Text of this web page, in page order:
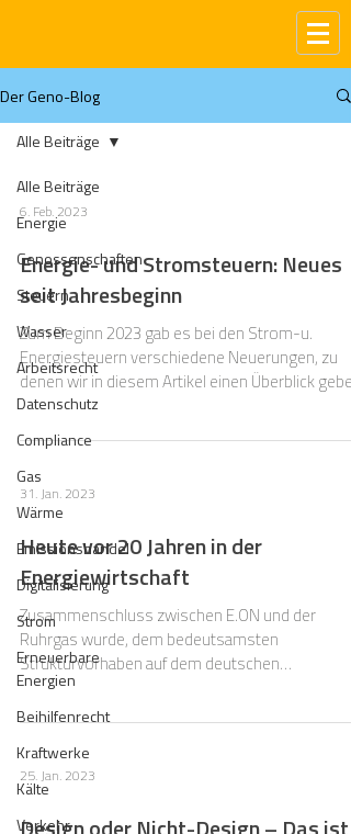
Der Geno-Blog
Alle Beiträge
Energie
Genossenschaften
Steuern
Wasser
Arbeitsrecht
Datenschutz
Compliance
Gas
Wärme
Emissionshandel
Digitalisierung
Strom
Erneuerbare
Energien
Beihilfenrecht
Kraftwerke
Kälte
Verkehr
Alle Beiträge
6. Feb. 2023
Energie- und Stromsteuern: Neues
seit Jahresbeginn
Zum Beginn 2023 gab es bei den Strom-u.
Energiesteuern verschiedene Neuerungen, zu
denen wir in diesem Artikel einen Überblick geben
möchten
31. Jan. 2023
Heute vor 20 Jahren in der
Energiewirtschaft
Zusammenschluss zwischen E.ON und der
Ruhrgas wurde, dem bedeutsamsten
Strukturvorhaben auf dem deutschen
Energiemarkt, der Weg geebnet.
25. Jan. 2023